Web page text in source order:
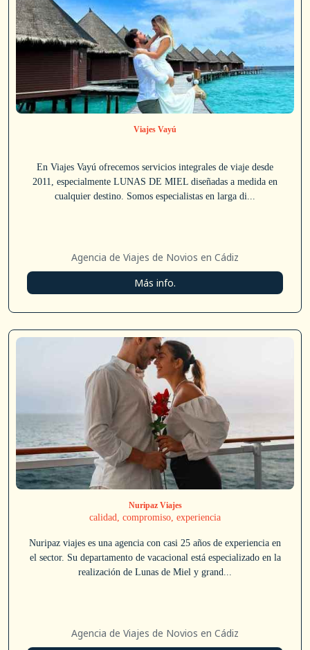
Viajes Vayú
En Viajes Vayú ofrecemos servicios integrales de viaje desde
2011, especialmente LUNAS DE MIEL diseñadas a medida en
cualquier destino. Somos especialistas en larga di...
Agencia de Viajes de Novios en Cádiz
Más info.
Nuripaz Viajes
calidad, compromiso, experiencia
Nuripaz viajes es una agencia con casi 25 años de experiencia en
el sector. Su departamento de vacacional está especializado en la
realización de Lunas de Miel y grand...
Agencia de Viajes de Novios en Cádiz